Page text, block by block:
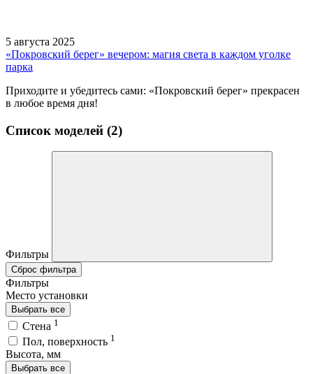
5 августа 2025
«Покровский берег» вечером: магия света в каждом уголке
парка
Приходите и убедитесь сами: «Покровский берег» прекрасен
в любое время дня!
Список моделей (2)
Фильтры
Сброс фильтра
Фильтры
Место установки
Выбрать все
Стена 1
Пол, поверхность 1
Высота, мм
Выбрать все